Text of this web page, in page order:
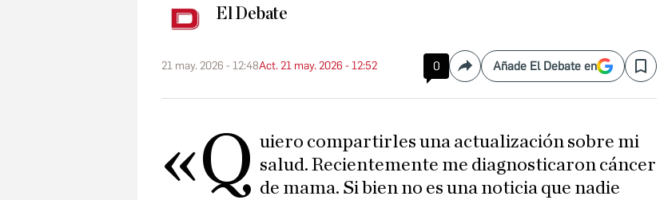
El Debate
21 may. 2026 - 12:48Act. 21 may. 2026 - 12:52 0 CompartirAñade El Debate en Save
«Q uiero compartirles una actualización sobre mi
salud. Recientemente me diagnosticaron cáncer
de mama. Si bien no es una noticia que nadie